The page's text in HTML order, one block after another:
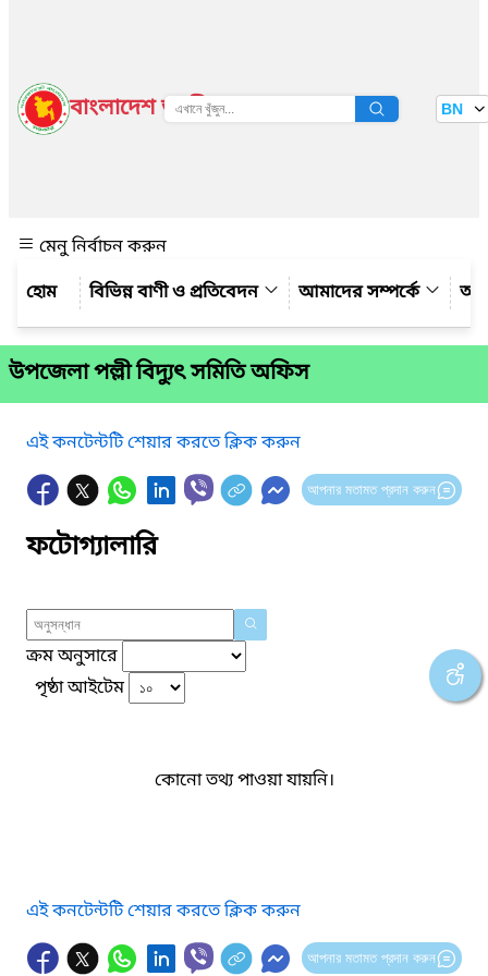
বাংলাদেশ জাতীয় তথ্য বাতায়ন BN
মেনু নির্বাচন করুন
বিভিন্ন বাণী ও প্রতিবেদন
আমাদের সম্পর্কে
উপজেলা পল্লী বিদ্যুৎ সমিতি অফিস
এই কনটেন্টটি শেয়ার করতে ক্লিক করুন
আপনার মতামত প্রদান করুন
ফটোগ্যালারি
ক্রম অনুসারে
পৃষ্ঠা আইটেম
কোনো তথ্য পাওয়া যায়নি।
এই কনটেন্টটি শেয়ার করতে ক্লিক করুন
আপনার মতামত প্রদান করুন